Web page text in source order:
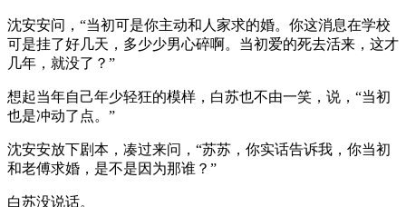
沈安安问，“当初可是你主动和人家求的婚。你这消息在学校
可是挂了好几天，多少少男心碎啊。当初爱的死去活来，这才
几年，就没了？”
想起当年自己年少轻狂的模样，白苏也不由一笑，说，“当初
也是冲动了点。”
沈安安放下剧本，凑过来问，“苏苏，你实话告诉我，你当初
和老傅求婚，是不是因为那谁？”
白苏没说话。